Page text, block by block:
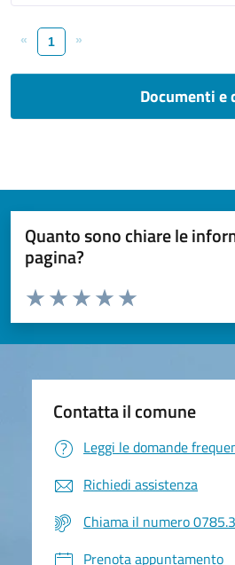
« 1 »
Documenti e
Quanto sono chiare le
pagina?
Valuta da 1 a 5 stelle la pagina
Valuta 5 stelle su 5
Valuta 4 stelle su 5
Valuta 3 stelle su 5
Valuta 2 stelle su 5
Valuta 1 stelle su 5
Contatta il comune
Leggi le domande
Richiedi assistenza
Chiama il numero
Prenota appuntamento